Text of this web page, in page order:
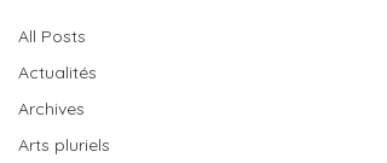
All Posts
Actualités
Archives
Arts pluriels
A l'affiche